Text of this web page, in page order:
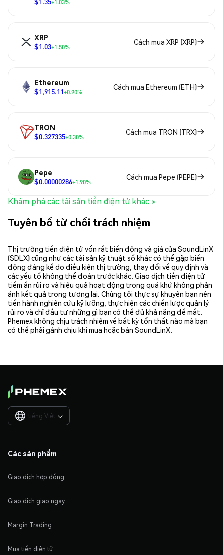
+1.03%
XRP
$1.03+1.50%
Cách mua XRP (XRP)
Ethereum
$1,915.11+0.90%
Cách mua Ethereum (ETH)
TRON
$0.327335+0.30%
Cách mua TRON (TRX)
Pepe
$0.00000286+1.90%
Cách mua Pepe (PEPE)
Khám phá các tài sản tiền điện tử khác >
Tuyên bố từ chối trách nhiệm
Thị trường tiền điện tử vốn rất biến động và giá của SoundLinX
(SDLX) cũng như các tài sản kỹ thuật số khác có thể gặp biến
động đáng kể do điều kiện thị trường, thay đổi về quy định và
các yếu tố không thể đoán trước khác. Giao dịch tiền điện tử
tiềm ẩn rủi ro và hiệu quả hoạt động trong quá khứ không phản
ánh kết quả trong tương lai. Chúng tôi thực sự khuyên bạn nên
tiến hành nghiên cứu kỹ lưỡng, thực hiện các chiến lược quản lý
rủi ro và chỉ đầu tư những gì bạn có thể đủ khả năng để mất.
Phemex không chịu trách nhiệm về bất kỳ tổn thất nào mà bạn
có thể phải gánh chịu khi mua hoặc bán SoundLinX.
tiếng Việt 
Các sản phẩm
Giao dịch hợp đồng
Giao dịch giao ngay
Margin Trading
Mua tiền điện tử